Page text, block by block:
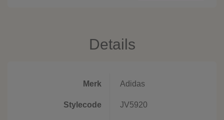
Details
Merk Adidas
Stylecode JV5920